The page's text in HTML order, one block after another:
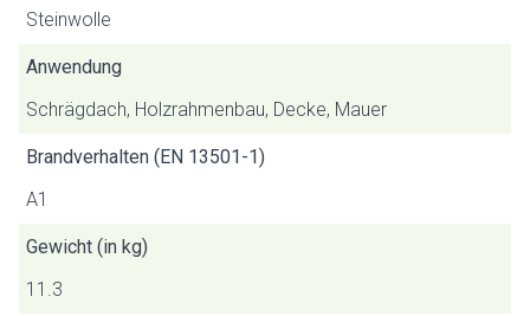
Steinwolle
Anwendung
Schrägdach, Holzrahmenbau, Decke, Mauer
Brandverhalten (EN 13501-1)
A1
Gewicht (in kg)
11.3